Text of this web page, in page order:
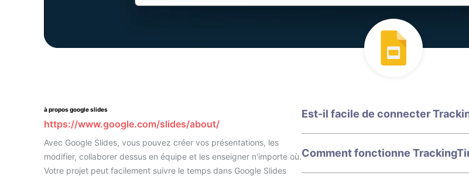
à propos google slides
https://www.google.com/slides/about/
Avec Google Slides, vous pouvez créer vos présentations, les
modifier, collaborer dessus en équipe et les enseigner n'importe où.
Votre projet peut facilement suivre le temps dans Google Slides
Est-il facile de connecter
Comment fonctionne